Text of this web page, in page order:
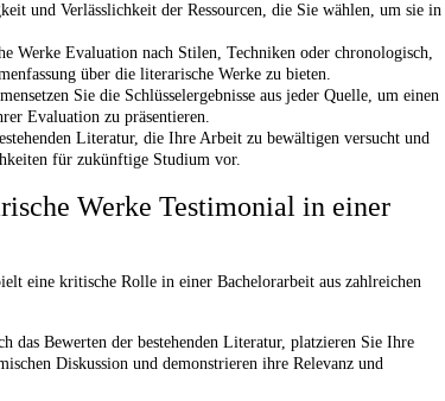
und Verlässlichkeit der Ressourcen, die Sie wählen, um sie in
Werke Evaluation nach Stilen, Techniken oder chronologisch,
über die literarische Werke zu bieten.
Sie die Schlüsselergebnisse aus jeder Quelle, um einen
Evaluation zu präsentieren.
Literatur, die Ihre Arbeit zu bewältigen versucht und
für zukünftige Studium vor.
Werke Testimonial in einer
eine kritische Rolle in einer Bachelorarbeit aus zahlreichen
das Bewerten der bestehenden Literatur, platzieren Sie Ihre
Diskussion und demonstrieren ihre Relevanz und